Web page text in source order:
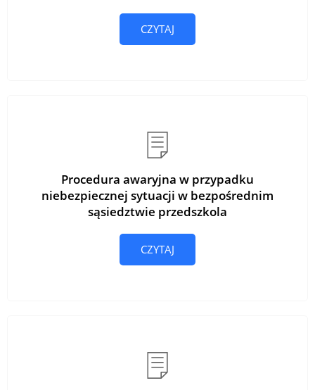
CZYTAJ
Procedura awaryjna w przypadku
niebezpiecznej sytuacji w bezpośrednim
sąsiedztwie przedszkola
CZYTAJ